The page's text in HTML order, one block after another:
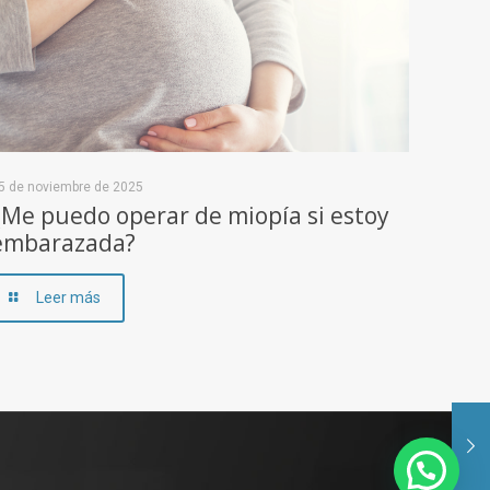
de noviembre de 2025
puedo operar de miopía si estoy
Leer más